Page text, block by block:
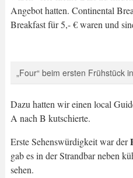
Angebot hatten. Continental
Breakfast für 5,- € waren und
„Four“ beim ersten Frühstück
Dazu hatten wir einen local
A nach B kutschierte.
Erste Sehenswürdigkeit war der
gab es in der Strandbar neben
sehen.